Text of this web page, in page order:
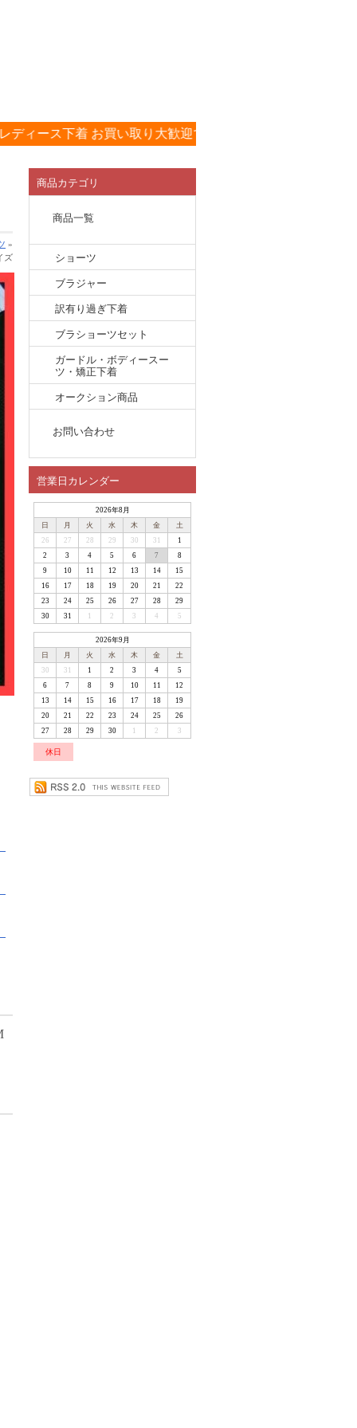
買い取り大歓迎です！！ !!買取り査定申し込みはコチラ»
商品カテゴリ
商品一覧
ショーツ
ブラジャー
訳有り過ぎ下着
ブラショーツセット
ガードル・ボディースー
ツ・矯正下着
オークション商品
お問い合わせ
営業日カレンダー
2026年8月
日
月 火 水 木 金
土
26
27 28 29 30 31
1
2
3 4 5 6 7
8
9
10 11 12 13 14
15
16
17 18 19 20 21
22
23
24 25 26 27 28
29
30
31 1 2 3 4 5
2026年9月
日
月 火 水 木 金
土
30
31 1 2 3 4
5
6
7 8 9 10 11
12
13
14 15 16 17 18
19
20
21 22 23 24 25
26
27
28 29 30 1 2 3
休日
»
ズ